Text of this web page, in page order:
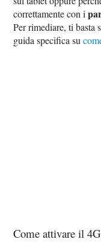
correttamente con i
Per rimediare, ti basta
guida specifica su
Come attivare il